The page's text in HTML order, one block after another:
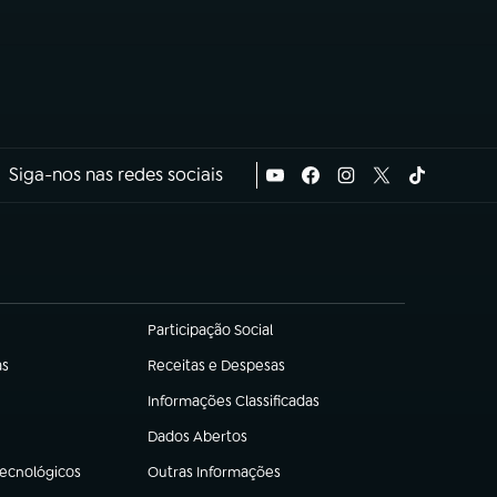
Siga-nos nas redes sociais
Participação Social
(abre em nova aba)
Receitas e Despesas
(abre em nova aba)
Informações Classificadas
(abre em nova aba)
Dados Abertos
(abre em nova aba)
Outras Informações
(abre em nova aba)